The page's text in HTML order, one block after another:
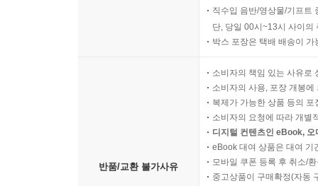
직수입 음반/영상물/기프트
단, 당일 00시~13시 사이의
박스 포장은 택배 배송이
반품/교환 불가사유
소비자의 책임 있는 사유로
소비자의 사용, 포장 개봉
복제가 가능한 상품 등의
소비자의 요청에 따라 개별
디지털 컨텐츠인 eBook,
eBook 대여 상품은 대여 기
모바일 쿠폰 등록 후 취소/
중고상품이 구매확정(자동